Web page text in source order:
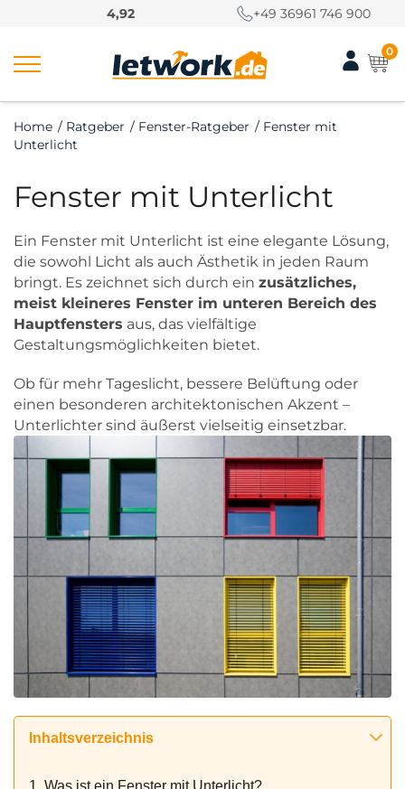
4,92 +49 36961 746 900
0
Home / Ratgeber / Fenster-Ratgeber / Fenster mit
Unterlicht
Fenster mit Unterlicht
Ein Fenster mit Unterlicht ist eine elegante Lösung,
die sowohl Licht als auch Ästhetik in jeden Raum
bringt. Es zeichnet sich durch ein zusätzliches,
meist kleineres Fenster im unteren Bereich des
Hauptfensters aus, das vielfältige
Gestaltungsmöglichkeiten bietet.
Ob für mehr Tageslicht, bessere Belüftung oder
einen besonderen architektonischen Akzent –
Unterlichter sind äußerst vielseitig einsetzbar.
Inhaltsverzeichnis
1. Was ist ein Fenster mit Unterlicht?